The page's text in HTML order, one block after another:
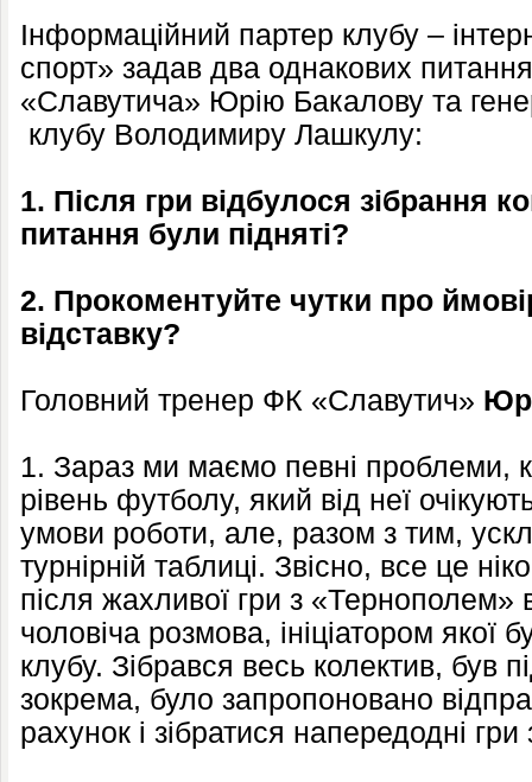
Інформаційний партер клубу –
спорт» задав два однакових
«Славутича» Юрію Бакалову та
клубу Володимиру Лашкулу:
1. Після гри відбулося зібрання
питання були підняті?
2. Прокоментуйте чутки про
відставку?
Головний тренер ФК «Славутич»
1. Зараз ми маємо певні проблеми,
рівень футболу, який від неї
умови роботи, але, разом з тим,
турнірній таблиці. Звісно, все це
після жахливої гри з «Тернополем»
чоловіча розмова, ініціатором якої
клубу. Зібрався весь колектив, був
зокрема, було запропоновано
рахунок і зібратися напередодні